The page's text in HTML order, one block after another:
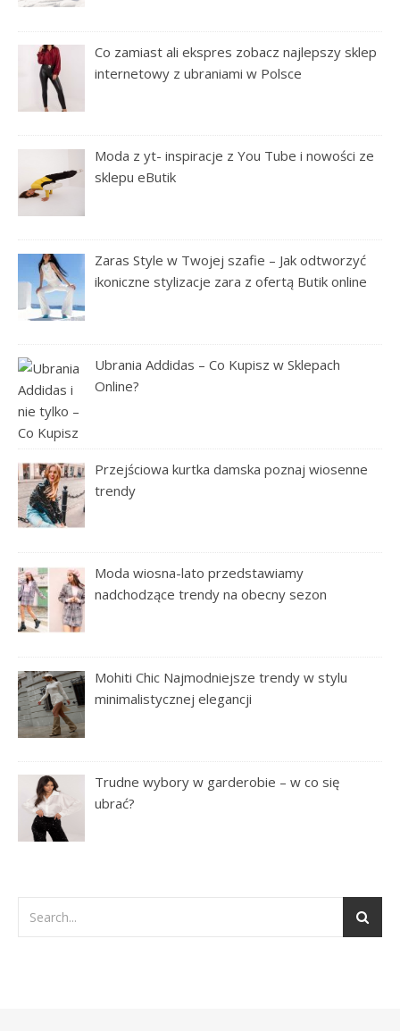
Co zamiast ali ekspres zobacz najlepszy sklep
internetowy z ubraniami w Polsce
Moda z yt- inspiracje z You Tube i nowości ze
sklepu eButik
Zaras Style w Twojej szafie – Jak odtworzyć
ikoniczne stylizacje zara z ofertą Butik online
Ubrania Addidas – Co Kupisz w Sklepach
Online?
Przejściowa kurtka damska poznaj wiosenne
trendy
Moda wiosna-lato przedstawiamy
nadchodzące trendy na obecny sezon
Mohiti Chic Najmodniejsze trendy w stylu
minimalistycznej elegancji
Trudne wybory w garderobie – w co się
ubrać?